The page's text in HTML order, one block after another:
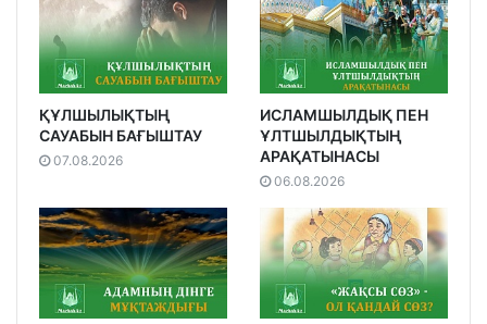
ҚҰЛШЫЛЫҚТЫҢ
САУАБЫН БАҒЫШТАУ
07.08.2026
ИСЛАМШЫЛДЫҚ ПЕН
ҰЛТШЫЛДЫҚТЫҢ
АРАҚАТЫНАСЫ
06.08.2026